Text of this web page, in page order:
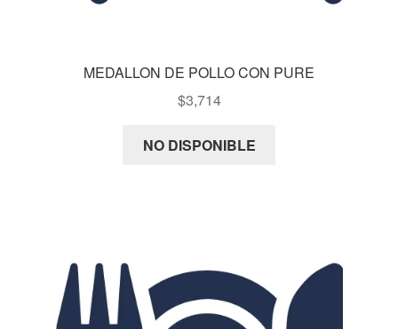
MEDALLON DE POLLO CON PURE
$3,714
NO DISPONIBLE